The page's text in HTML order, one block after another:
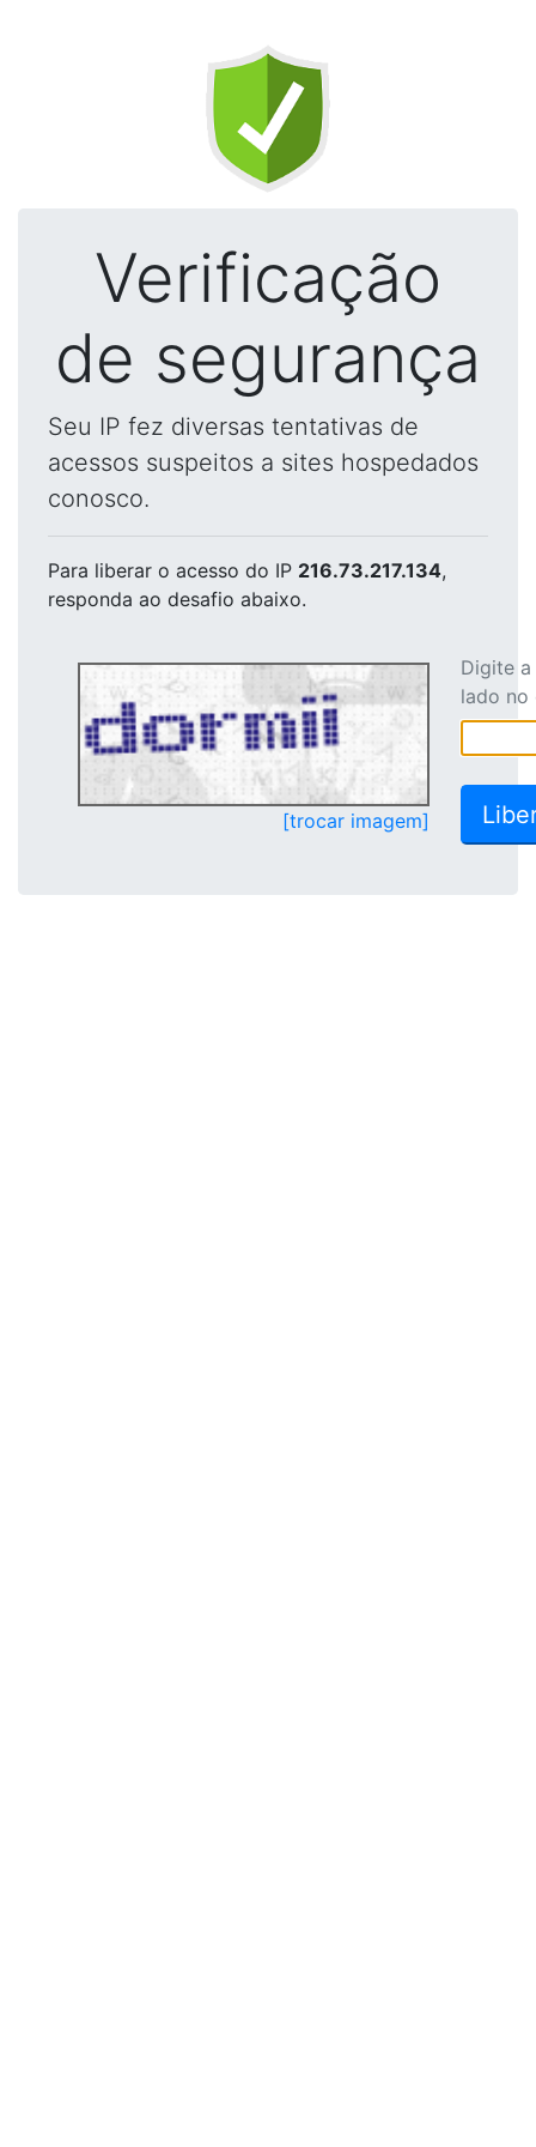
Verificação
de segurança
Seu IP fez diversas tentativas de
acessos suspeitos a sites hospedados
conosco.
Para liberar o acesso do IP 216.73.217.134,
responda ao desafio abaixo.
[trocar imagem]
Digite
lado no